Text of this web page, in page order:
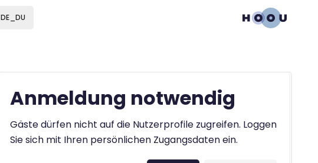
DE_DU
Anmeldung notwendig
Gäste dürfen nicht auf die Nutzerprofile zugreifen. Loggen
Sie sich mit Ihren persönlichen Zugangsdaten ein.